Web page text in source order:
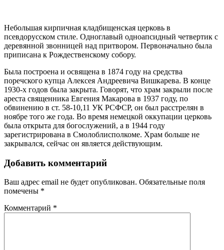
Небольшая кирпичная кладбищенская церковь в
псевдорусском стиле. Одноглавый одноапсидный четвертик с
деревянной звонницей над притвором. Первоначально была
приписана к Рождественскому собору.
Была построена и освящена в 1874 году на средства
поречского купца Алексея Андреевича Вишкарева. В конце
1930-х годов была закрыта. Говорят, что храм закрыли после
ареста священника Евгения Макарова в 1937 году, по
обвинению в ст. 58-10,11 УК РСФСР, он был расстрелян в
ноябре того же года. Во время немецкой оккупации церковь
была открыта для богослужений, а в 1944 году
зарегистрирована в Смолоблисполкоме. Храм больше не
закрывался, сейчас он является действующим.
Добавить комментарий
Ваш адрес email не будет опубликован. Обязательные поля
помечены *
Комментарий *